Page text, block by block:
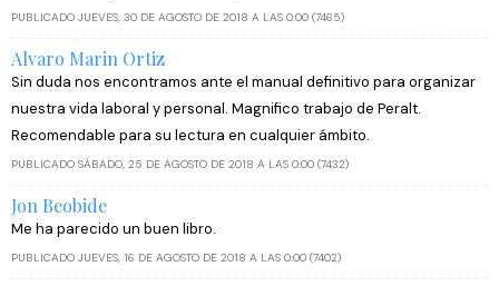
PUBLICADO JUEVES, 30 DE AGOSTO DE 2018 A LAS 0:00 (7465)
Alvaro Marin Ortiz
Sin duda nos encontramos ante el manual definitivo para organizar
nuestra vida laboral y personal. Magnifico trabajo de Peralt.
Recomendable para su lectura en cualquier ámbito.
PUBLICADO SÁBADO, 25 DE AGOSTO DE 2018 A LAS 0:00 (7432)
Jon Beobide
Me ha parecido un buen libro.
PUBLICADO JUEVES, 16 DE AGOSTO DE 2018 A LAS 0:00 (7402)